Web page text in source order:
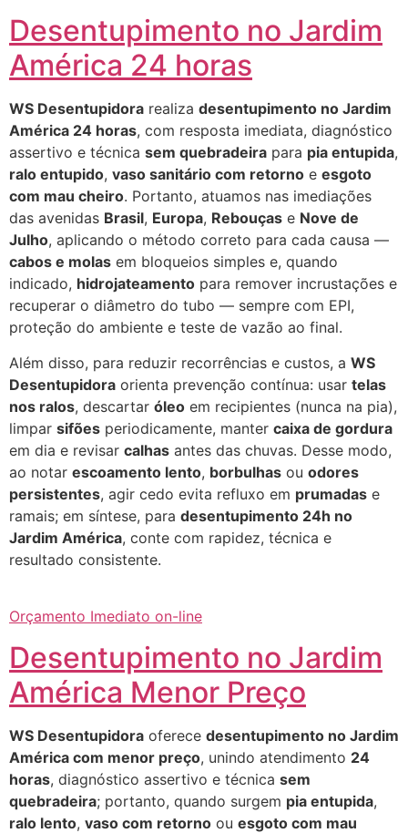
Desentupimento no Jardim
América 24 horas
WS Desentupidora realiza desentupimento no Jardim
América 24 horas, com resposta imediata, diagnóstico
assertivo e técnica sem quebradeira para pia entupida,
ralo entupido, vaso sanitário com retorno e esgoto
com mau cheiro. Portanto, atuamos nas imediações
das avenidas Brasil, Europa, Rebouças e Nove de
Julho, aplicando o método correto para cada causa —
cabos e molas em bloqueios simples e, quando
indicado, hidrojateamento para remover incrustações e
recuperar o diâmetro do tubo — sempre com EPI,
proteção do ambiente e teste de vazão ao final.
Além disso, para reduzir recorrências e custos, a WS
Desentupidora orienta prevenção contínua: usar telas
nos ralos, descartar óleo em recipientes (nunca na pia),
limpar sifões periodicamente, manter caixa de gordura
em dia e revisar calhas antes das chuvas. Desse modo,
ao notar escoamento lento, borbulhas ou odores
persistentes, agir cedo evita refluxo em prumadas e
ramais; em síntese, para desentupimento 24h no
Jardim América, conte com rapidez, técnica e
resultado consistente.
Orçamento Imediato on-line
Desentupimento no Jardim
América Menor Preço
WS Desentupidora oferece desentupimento no Jardim
América com menor preço, unindo atendimento 24
horas, diagnóstico assertivo e técnica sem
quebradeira; portanto, quando surgem pia entupida,
ralo lento, vaso com retorno ou esgoto com mau